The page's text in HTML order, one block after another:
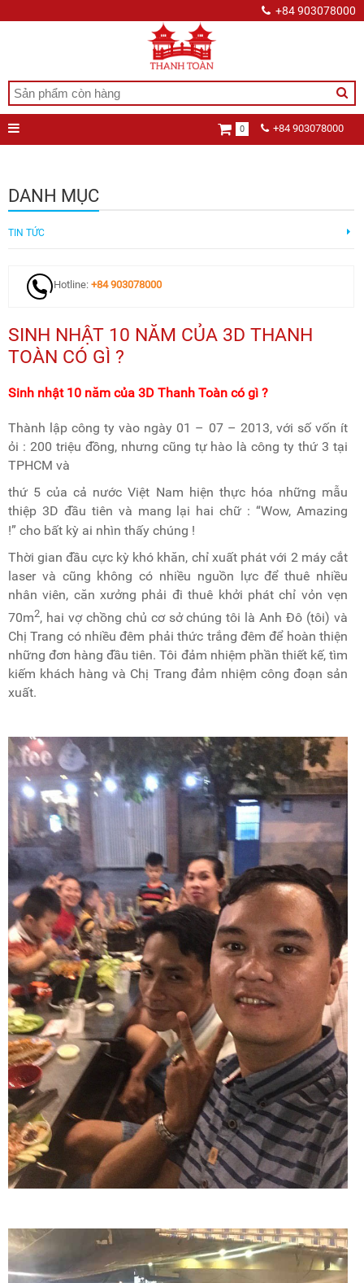
+84 903078000
+84 903078000
0
DANH MỤC
TIN TỨC
Hotline: +84 903078000
SINH NHẬT 10 NĂM CỦA 3D THANH
TOÀN CÓ GÌ ?
Sinh nhật 10 năm của 3D Thanh Toàn có gì ?
Thành lập công ty vào ngày 01 – 07 – 2013, với số vốn ít
ỏi : 200 triệu đồng, nhưng cũng tự hào là công ty thứ 3 tại
TPHCM và
thứ 5 của cả nước Việt Nam hiện thực hóa những mẫu
thiệp 3D đầu tiên và mang lại hai chữ : “Wow, Amazing
!” cho bất kỳ ai nhìn thấy chúng !
Thời gian đầu cực kỳ khó khăn, chỉ xuất phát với 2 máy cắt
laser và cũng không có nhiều nguồn lực để thuê nhiều
nhân viên, căn xưởng phải đi thuê khởi phát chỉ vỏn vẹn
70m2, hai vợ chồng chủ cơ sở chúng tôi là Anh Đô (tôi) và
Chị Trang có nhiều đêm phải thức trắng đêm để hoàn thiện
những đơn hàng đầu tiên. Tôi đảm nhiệm phần thiết kế, tìm
kiếm khách hàng và Chị Trang đảm nhiệm công đoạn sản
xuất.